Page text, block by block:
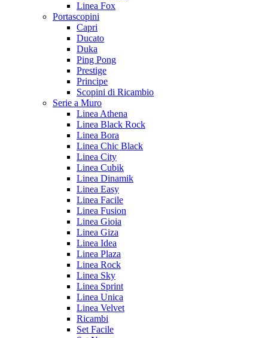
Linea Fox
Portascopini
Capri
Ducato
Duka
Ping Pong
Prestige
Principe
Scopini di Ricambio
Serie a Muro
Linea Athena
Linea Black Rock
Linea Bora
Linea Chic Black
Linea City
Linea Cubik
Linea Dinamik
Linea Easy
Linea Facile
Linea Fusion
Linea Gioia
Linea Giza
Linea Idea
Linea Plaza
Linea Rock
Linea Sky
Linea Sprint
Linea Unica
Linea Velvet
Ricambi
Set Facile